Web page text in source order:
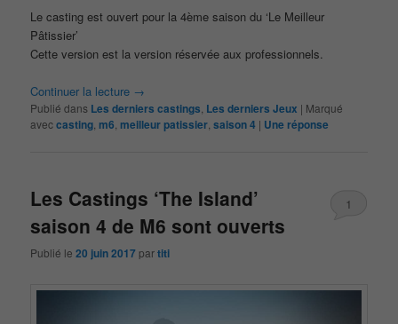
Le casting est ouvert pour la 4ème saison du ‘Le Meilleur
Pâtissier’
Cette version est la version réservée aux professionnels.
Continuer la lecture →
Publié dans Les derniers castings, Les derniers Jeux | Marqué
aveccasting,m6,meilleur patissier,saison 4 | Une réponse
Les Castings ‘The Island’
saison 4 de M6 sont ouverts
Publié le20 juin 2017 partiti
1